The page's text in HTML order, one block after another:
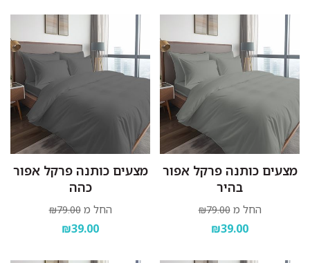
מצעים כותנה פרקל אפור
בהיר
החל מ ₪79.00
₪39.00
מצעים כותנה פרקל אפור
כהה
החל מ ₪79.00
₪39.00